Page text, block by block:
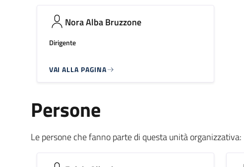
Nora Alba Bruzzone
Dirigente
VAI ALLA PAGINA
Persone
Le persone che fanno parte di questa unità organizzativa: